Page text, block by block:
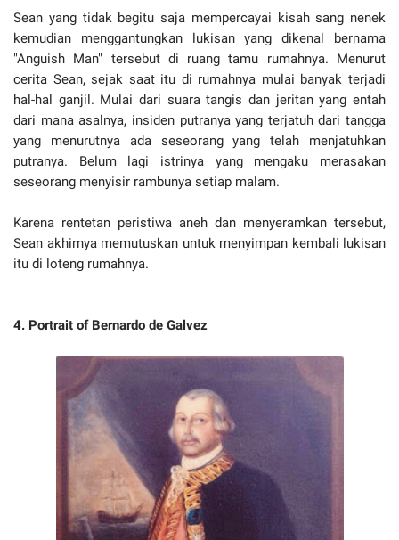
Sean yang tidak begitu saja mempercayai kisah sang nenek
kemudian menggantungkan lukisan yang dikenal bernama
"Anguish Man" tersebut di ruang tamu rumahnya. Menurut
cerita Sean, sejak saat itu di rumahnya mulai banyak terjadi
hal-hal ganjil. Mulai dari suara tangis dan jeritan yang entah
dari mana asalnya, insiden putranya yang terjatuh dari tangga
yang menurutnya ada seseorang yang telah menjatuhkan
putranya. Belum lagi istrinya yang mengaku merasakan
seseorang menyisir rambunya setiap malam.
Karena rentetan peristiwa aneh dan menyeramkan tersebut,
Sean akhirnya memutuskan untuk menyimpan kembali lukisan
itu di loteng rumahnya.
4. Portrait of Bernardo de Galvez